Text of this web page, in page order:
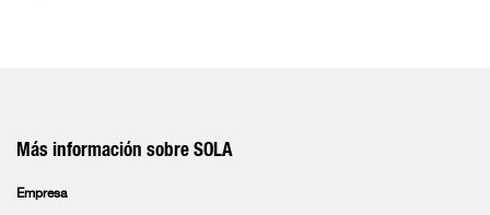
Más información sobre SOLA
Empresa